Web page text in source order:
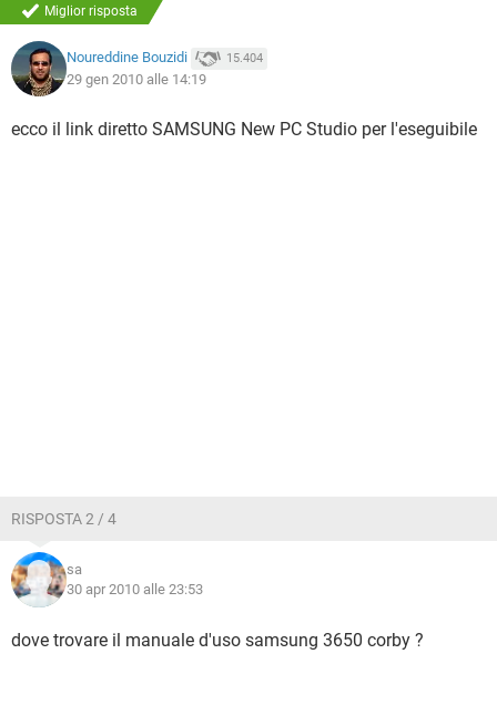
Miglior risposta
Noureddine Bouzidi 15.404
29 gen 2010 alle 14:19
ecco il link diretto SAMSUNG New PC Studio per l'eseguibile
RISPOSTA 2 / 4
sa
30 apr 2010 alle 23:53
dove trovare il manuale d'uso samsung 3650 corby ?